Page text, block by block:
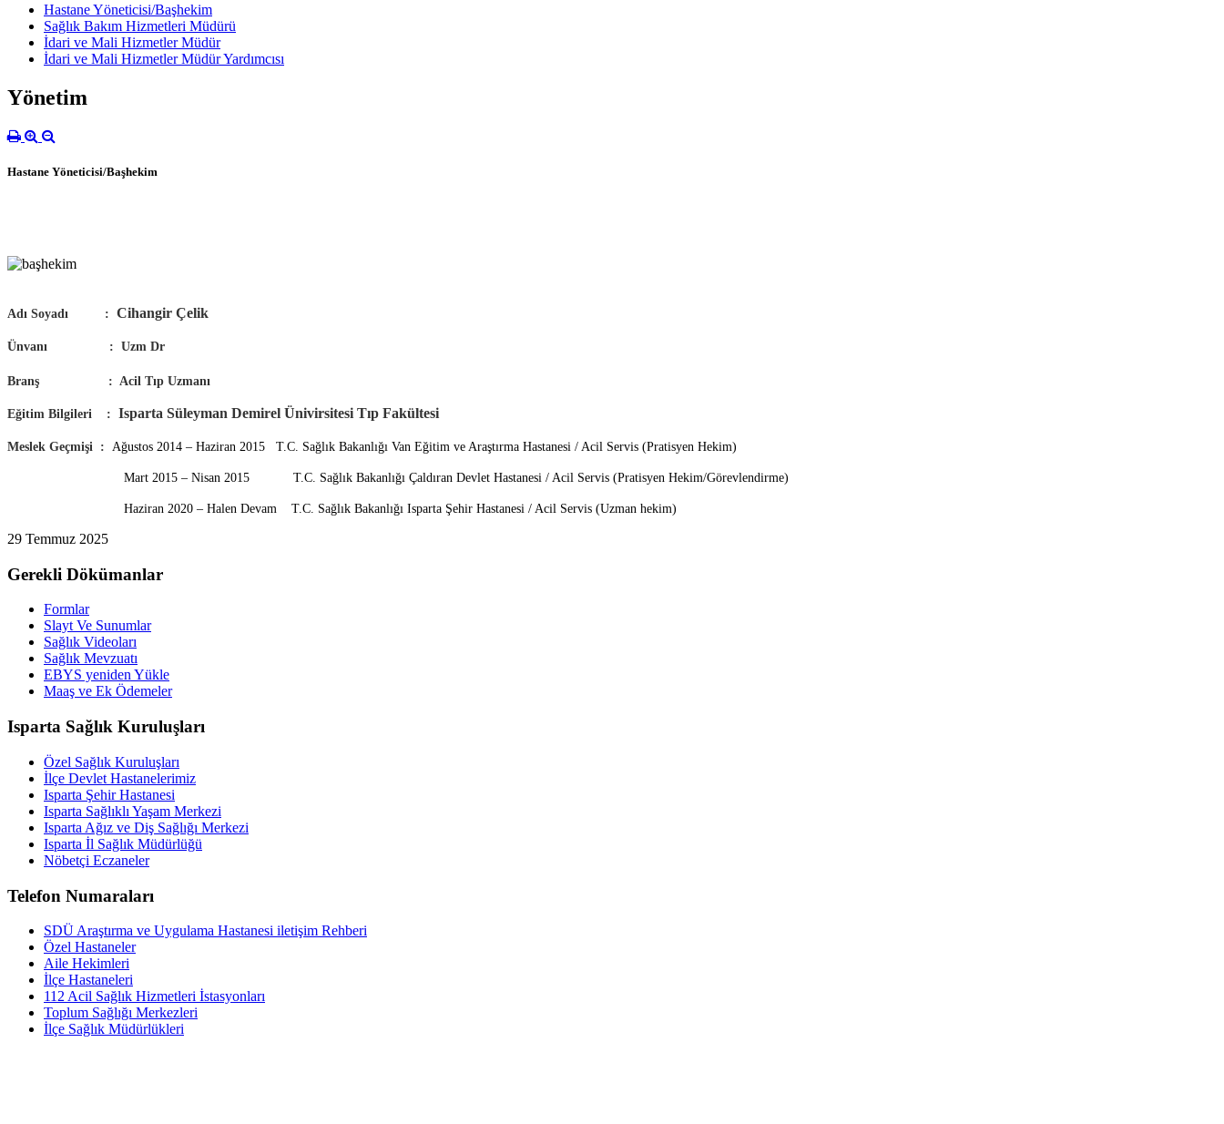
Hastane Yöneticisi/Başhekim
Sağlık Bakım Hizmetleri Müdürü
İdari ve Mali Hizmetler Müdür
İdari ve Mali Hizmetler Müdür Yardımcısı
Yönetim
Hastane Yöneticisi/Başhekim
Adı Soyadı : Cihangir Çelik
Ünvanı : Uzm Dr
Branş : Acil Tıp Uzmanı
Eğitim Bilgileri : Isparta Süleyman Demirel Ünivirsitesi Tıp Fakültesi
Meslek Geçmişi : Ağustos 2014 – Haziran 2015 T.C. Sağlık Bakanlığı Van Eğitim ve Araştırma Hastanesi / Acil Servis (Pratisyen Hekim)
Mart 2015 – Nisan 2015 T.C. Sağlık Bakanlığı Çaldıran Devlet Hastanesi / Acil Servis (Pratisyen Hekim/Görevlendirme)
Haziran 2020 – Halen Devam T.C. Sağlık Bakanlığı Isparta Şehir Hastanesi / Acil Servis (Uzman hekim)
29 Temmuz 2025
Gerekli Dökümanlar
Formlar
Slayt Ve Sunumlar
Sağlık Videoları
Sağlık Mevzuatı
EBYS yeniden Yükle
Maaş ve Ek Ödemeler
Isparta Sağlık Kuruluşları
Özel Sağlık Kuruluşları
İlçe Devlet Hastanelerimiz
Isparta Şehir Hastanesi
Isparta Sağlıklı Yaşam Merkezi
Isparta Ağız ve Diş Sağlığı Merkezi
Isparta İl Sağlık Müdürlüğü
Nöbetçi Eczaneler
Telefon Numaraları
SDÜ Araştırma ve Uygulama Hastanesi iletişim Rehberi
Özel Hastaneler
Aile Hekimleri
İlçe Hastaneleri
112 Acil Sağlık Hizmetleri İstasyonları
Toplum Sağlığı Merkezleri
İlçe Sağlık Müdürlükleri